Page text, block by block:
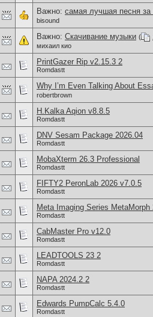
Важно: самая лучшая песня
bisound
Важно: Скачивание музыки (
михаил кио
PrintGazer Rip v2.15.3 2
Romdastt
Why I’m Even Talking About
robertbrown
H.Kalka Aqion v8.8.5
Romdastt
DNV Sesam Package 2026.04
Romdastt
MobaXterm 26.3 Professional
Romdastt
FIFTY2 PeronLab 2026 v7.0.5
Romdastt
Meta Imaging Series MetaMorph
Romdastt
CabMaster Pro v12.0
Romdastt
LEADTOOLS 23 2
Romdastt
NAPA 2024.2 2
Romdastt
Edwards PumpCalc 5.4.0
Romdastt